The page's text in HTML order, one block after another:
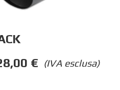
(IVA esclusa)
€